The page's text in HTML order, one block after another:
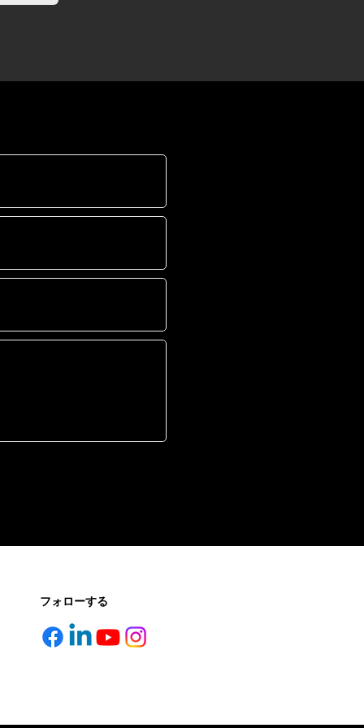
フォローする